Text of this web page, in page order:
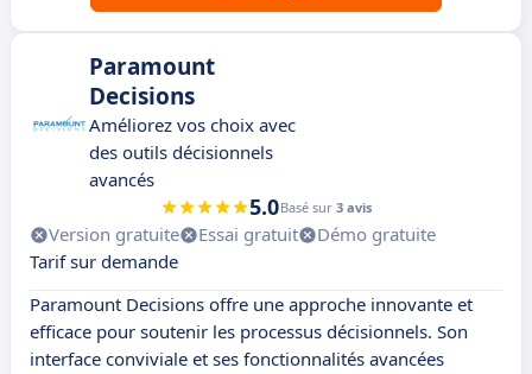
Paramount
Decisions
Améliorez vos choix avec
des outils décisionnels
avancés
5.0Basé sur 3 avis
Version gratuite Essai gratuit
Démo gratuite
Tarif sur demande
Paramount Decisions offre une approche innovante et
efficace pour soutenir les processus décisionnels. Son
interface conviviale et ses fonctionnalités avancées